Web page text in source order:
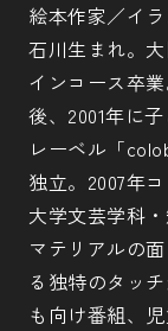
絵本作家／イ
石川生まれ。
インコース卒
後、2001年に
レーベル「
独立。2007年
大学文芸学科
マテリアルの
る独特のタッ
も向け番組、